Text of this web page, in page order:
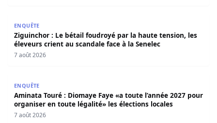
ENQUÊTE
Ziguinchor : Le bétail foudroyé par la haute tension, les
éleveurs crient au scandale face à la Senelec
7 août 2026
ENQUÊTE
Aminata Touré : Diomaye Faye «a toute l’année 2027 pour
organiser en toute légalité» les élections locales
7 août 2026